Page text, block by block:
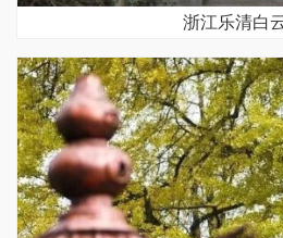
浙江乐清白